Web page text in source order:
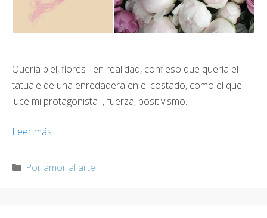
Quería piel, flores –en realidad, confieso que quería el
tatuaje de una enredadera en el costado, como el que
luce mi protagonista–, fuerza, positivismo.
Leer más
Categorías
Por amor al arte